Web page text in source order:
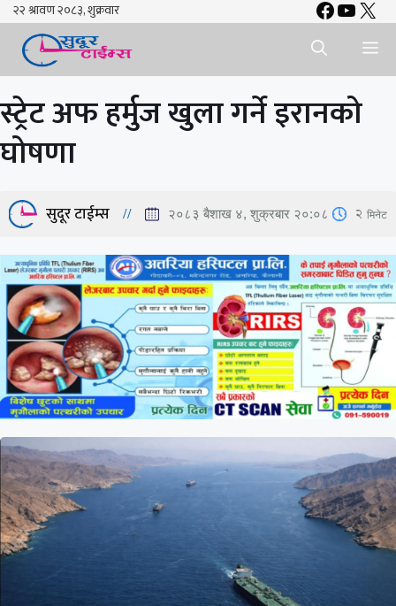
Skip
content
X
स्ट्रेट अफ हर्मुज खुला गर्ने इरानको
घोषणा
सुदूर टाईम्स २०८३ बैशाख ४, शुक्रबार २०:०८ 2 मिनेट